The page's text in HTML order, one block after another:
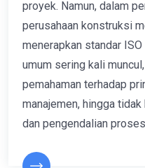
proyek. Namun, dalam
perusahaan konstruksi
menerapkan standar
umum sering kali
pemahaman terhadap
manajemen, hingga
dan pengendalian